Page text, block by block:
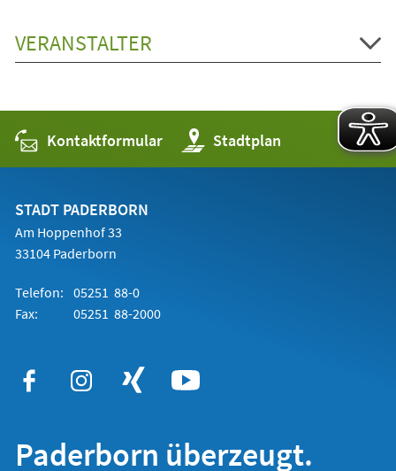
VERANSTALTER
Kontaktformular Stadtplan
(Öffnet
in
einem
STADT PADERBORN
Am Hoppenhof 33
33104 Paderborn
Telefon: 05251 88-0
Fax:
05251 88-2000
Paderborn überzeugt.